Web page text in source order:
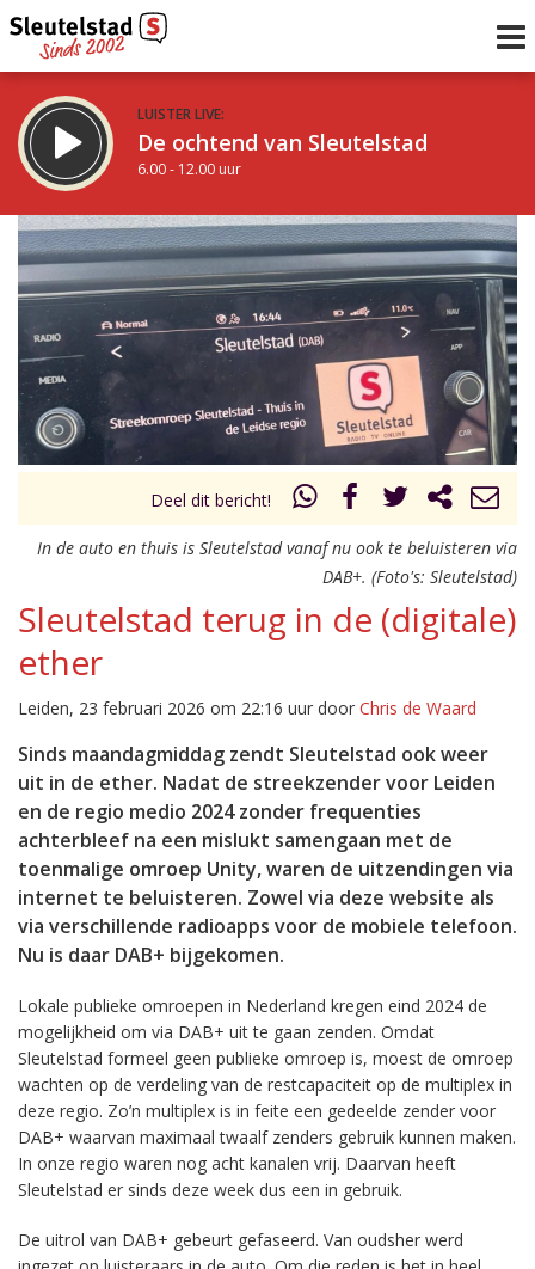
LUISTER LIVE:
De ochtend van Sleutelstad
6.00 - 12.00 uur
STRAKS:
De middag van Sleutelstad
12.00 - 18.00 uur
Vorig uur
uur 1 van 0 Volgend uur
Deel dit bericht!
In de auto en thuis is Sleutelstad vanaf nu ook te beluisteren via
DAB+. (Foto's: Sleutelstad)
Sleutelstad terug in de (digitale)
ether
Leiden, 23 februari 2026 om 22:16 uur door Chris de Waard
Sinds maandagmiddag zendt Sleutelstad ook weer
uit in de ether. Nadat de streekzender voor Leiden
en de regio medio 2024 zonder frequenties
achterbleef na een mislukt samengaan met de
toenmalige omroep Unity, waren de uitzendingen via
internet te beluisteren. Zowel via deze website als
via verschillende radioapps voor de mobiele telefoon.
Nu is daar DAB+ bijgekomen.
Lokale publieke omroepen in Nederland kregen eind 2024 de
mogelijkheid om via DAB+ uit te gaan zenden. Omdat
Sleutelstad formeel geen publieke omroep is, moest de omroep
wachten op de verdeling van de restcapaciteit op de multiplex in
deze regio. Zo’n multiplex is in feite een gedeelde zender voor
DAB+ waarvan maximaal twaalf zenders gebruik kunnen maken.
In onze regio waren nog acht kanalen vrij. Daarvan heeft
Sleutelstad er sinds deze week dus een in gebruik.
De uitrol van DAB+ gebeurt gefaseerd. Van oudsher werd